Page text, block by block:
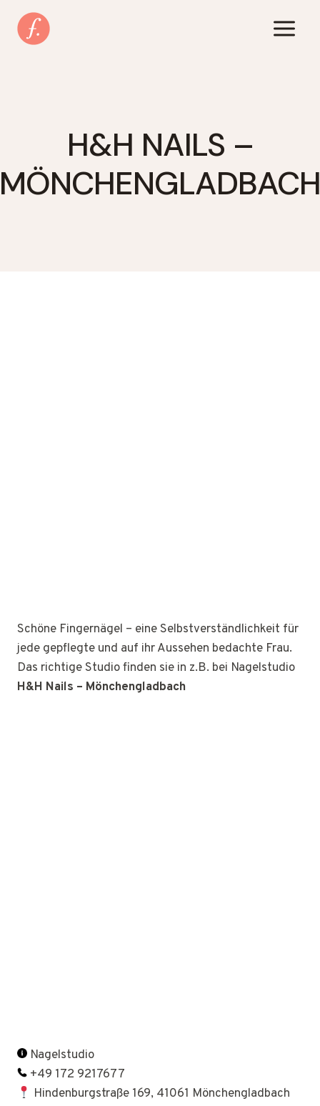
Inhalt
springen
H&H NAILS –
MÖNCHENGLADBACH
Schöne Fingernägel – eine Selbstverständlichkeit für
jede gepflegte und auf ihr Aussehen bedachte Frau.
Das richtige Studio finden sie in z.B. bei Nagelstudio
H&H Nails – Mönchengladbach
Nagelstudio
+49 172 9217677
Hindenburgstraße 169, 41061 Mönchengladbach